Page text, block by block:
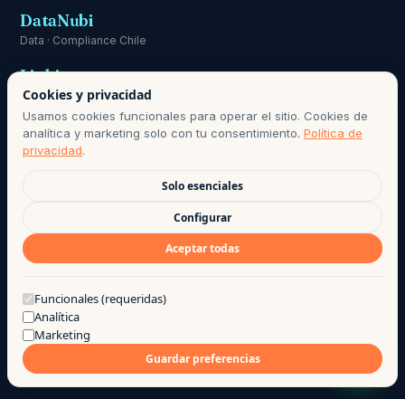
DataNubi
Data · Compliance Chile
Linki
Comunicación
DE CONSERVACIÓN SEGÚN POLÍTICA DE PRIVACIDAD · BASE DE
LICITUD: CONSENTIMIENTO INFORMADO, LEY 21.719.
HECHO CON CAFÉ POR EL EQUIPO AGO
Cookies y privacidad
Usamos cookies funcionales para operar el sitio. Cookies de
analítica y marketing solo con tu consentimiento. Política de
privacidad.
Solo esenciales
Configurar
Aceptar todas
Funcionales (requeridas)
Analítica
Marketing
Guardar preferencias